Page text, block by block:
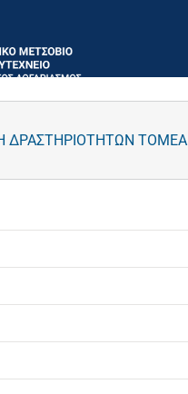
ΔΡΑΣΤΗΡΙΟΤΗΤΩΝ